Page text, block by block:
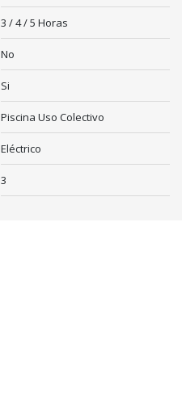
3 / 4 / 5 Horas
No
Si
Piscina Uso Colectivo
Eléctrico
3